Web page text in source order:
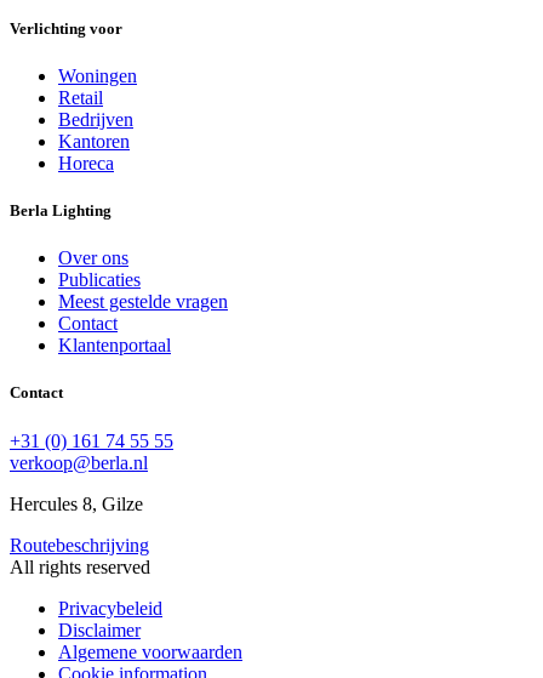
Verlichting voor
Woningen
Retail
Bedrijven
Kantoren
Horeca
Berla Lighting
Over ons
Publicaties
Meest gestelde vragen
Contact
Klantenportaal
Contact
+31 (0) 161 74 55 55
verkoop@berla.nl
Hercules 8, Gilze
Routebeschrijving
All rights reserved
Privacybeleid
Disclaimer
Algemene voorwaarden
Cookie information